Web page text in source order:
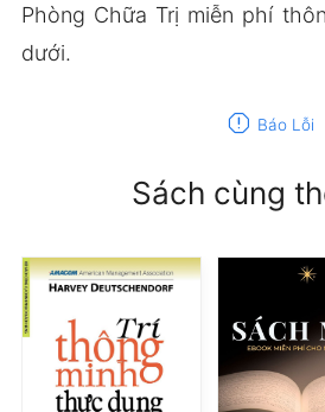
Phòng Chữa Trị miễn phí
dưới.
report Báo Lỗi
Sách cùng